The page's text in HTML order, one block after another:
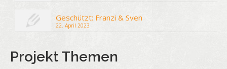
Geschützt: Franzi & Sven
22. April 2023
Projekt Themen